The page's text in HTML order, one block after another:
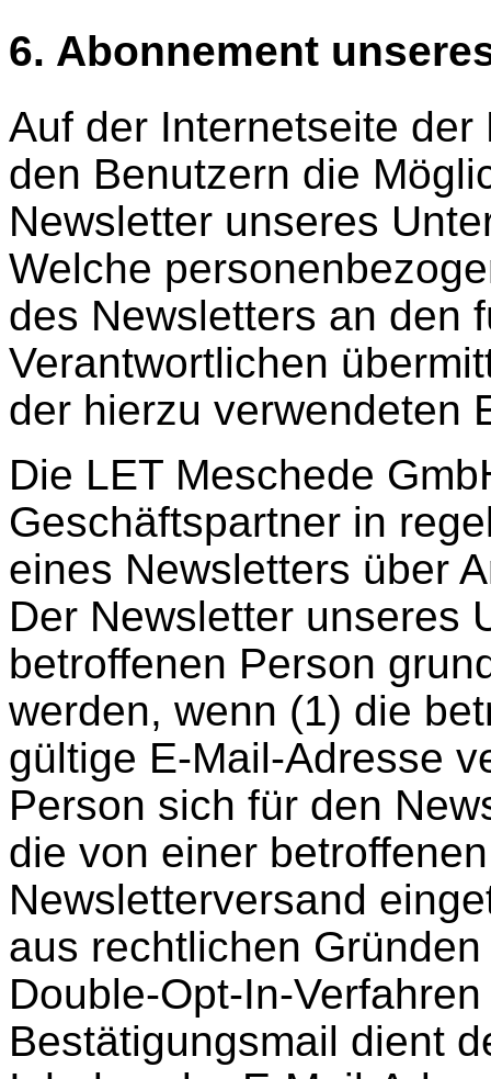
6. Abonnement
Auf der Internetseite
den Benutzern die
Newsletter unseres
Welche
des Newsletters an den
Verantwortlichen
der hierzu verwendeten
Die LET Meschede
Geschäftspartner in
eines Newsletters über
Der Newsletter unseres
betroffenen Person
werden, wenn (1) die
gültige E-Mail-Adresse
Person sich für den
die von einer
Newsletterversand
aus rechtlichen
Double-Opt-In-
Bestätigungsmail dient